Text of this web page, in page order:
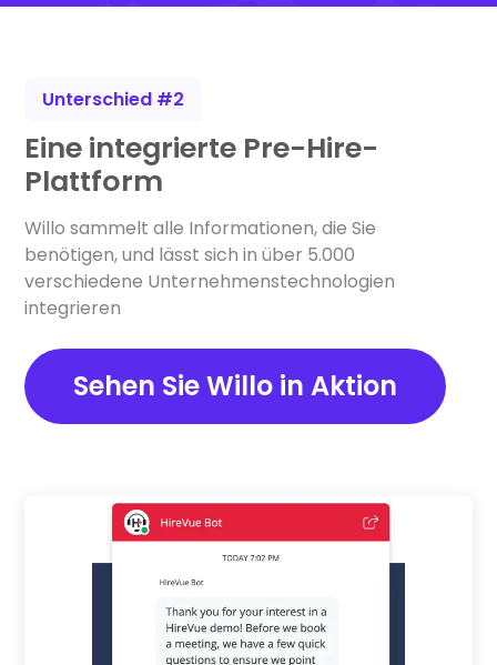
Unterschied #2
Eine integrierte Pre-Hire-
Plattform
Willo sammelt alle Informationen, die Sie
benötigen, und lässt sich in über 5.000
verschiedene Unternehmenstechnologien
integrieren
Sehen Sie Willo in Aktion